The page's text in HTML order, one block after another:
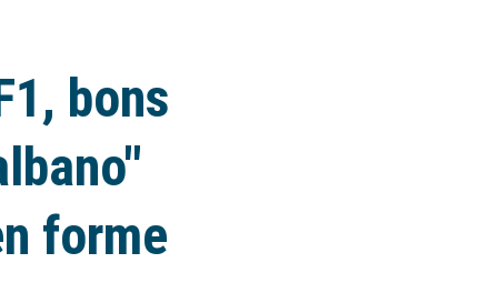
bons
forme